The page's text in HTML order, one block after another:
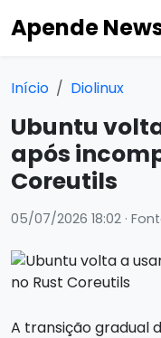
Apende
Início Diolinux
Ubuntu
após
Coreutils
05/07/2026 18:02 ·
A transição gradual